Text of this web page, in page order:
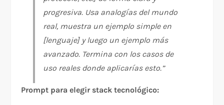
progresiva. Usa analogías del mundo
real, muestra un ejemplo simple en
[lenguaje] y luego un ejemplo más
avanzado. Termina con los casos de
uso reales donde aplicarías esto.”
Prompt para elegir stack tecnológico: